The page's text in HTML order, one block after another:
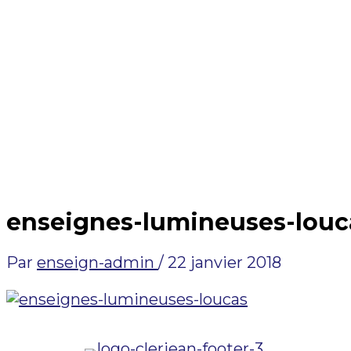
enseignes-lumineuses-
Par enseign-admin / 22 janvier 2018